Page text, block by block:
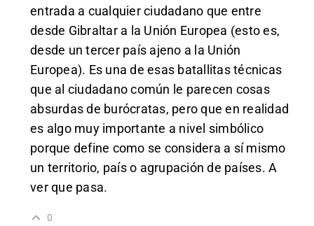
entrada a cualquier ciudadano que entre
desde Gibraltar a la Unión Europea (esto es,
desde un tercer país ajeno a la Unión
Europea). Es una de esas batallitas técnicas
que al ciudadano común le parecen cosas
absurdas de burócratas, pero que en realidad
es algo muy importante a nivel simbólico
porque define como se considera a sí mismo
un territorio, país o agrupación de países. A
ver que pasa.
0